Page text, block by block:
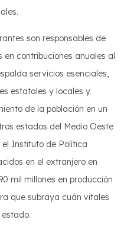
son responsables de
en contribuciones anuales al
servicios esenciales,
estatales y locales y
de la población en un
estados del Medio Oeste
el Instituto de Política
en el extranjero en
mil millones en producción
que subraya cuán vitales